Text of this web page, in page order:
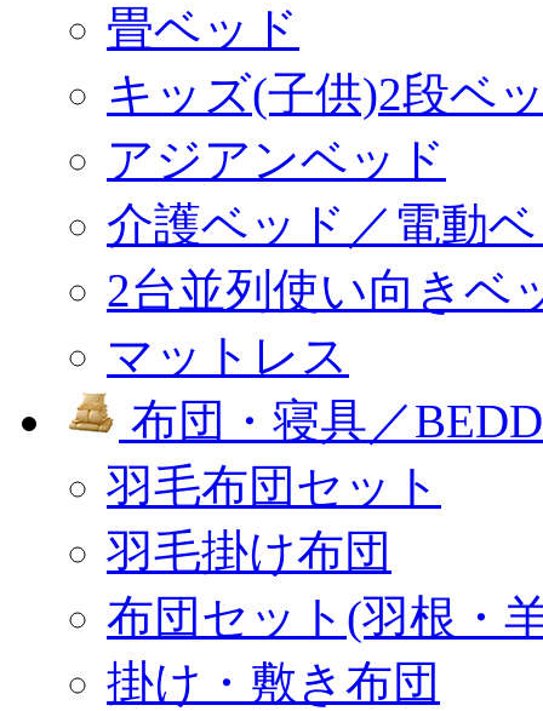
畳ベッド
キッズ(子供)2段ベ
アジアンベッド
介護ベッド／電動
2台並列使い向きベ
マットレス
布団・寝具／
羽毛布団セット
羽毛掛け布団
布団セット(羽根・
掛け・敷き布団